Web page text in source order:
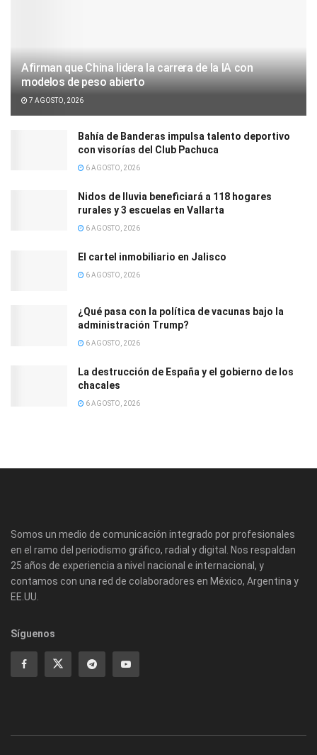
Afirman que China lidera la carrera de la IA con
modelos de peso abierto
7 AGOSTO, 2026
Bahía de Banderas impulsa talento deportivo
con visorías del Club Pachuca
6 AGOSTO, 2026
Nidos de lluvia beneficiará a 118 hogares
rurales y 3 escuelas en Vallarta
6 AGOSTO, 2026
El cartel inmobiliario en Jalisco
6 AGOSTO, 2026
¿Qué pasa con la política de vacunas bajo la
administración Trump?
6 AGOSTO, 2026
La destrucción de España y el gobierno de los
chacales
6 AGOSTO, 2026
Somos un medio de comunicación integrado por profesionales
en el ramo del periodismo gráfico, radial y digital. Nos respaldan
25 años de experiencia a nivel nacional e internacional, y
contamos con una red de colaboradores en México, Argentina y
EE.UU.
Síguenos